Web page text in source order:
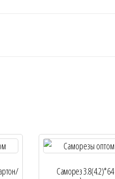
Саморез 3.8(4.2)*64